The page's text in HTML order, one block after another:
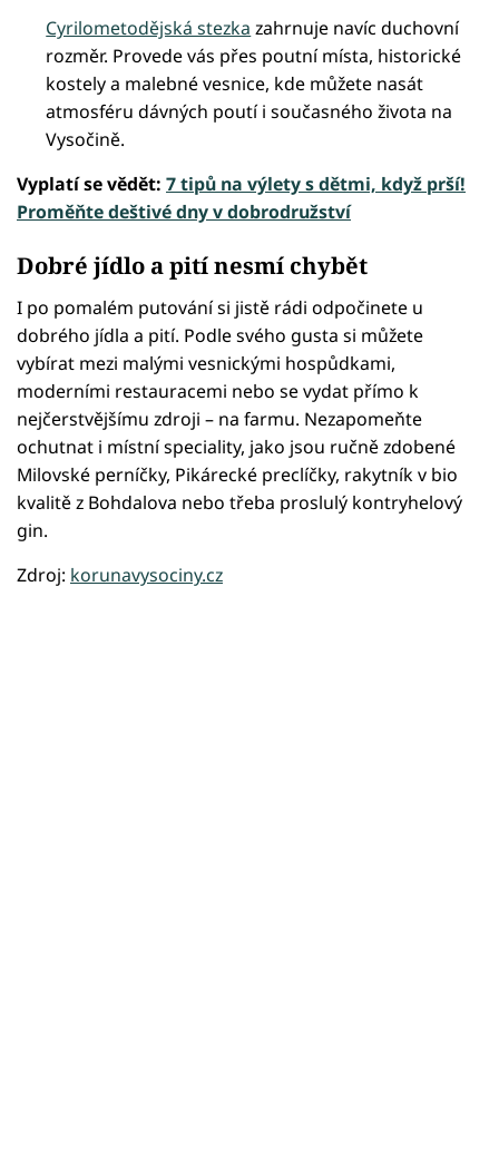
Cyrilometodějská stezka zahrnuje navíc duchovní
rozměr. Provede vás přes poutní místa, historické
kostely a malebné vesnice, kde můžete nasát
atmosféru dávných poutí i současného života na
Vysočině.
Vyplatí se vědět: 7 tipů na výlety s dětmi, když prší!
Proměňte deštivé dny v dobrodružství
Dobré jídlo a pití nesmí chybět
I po pomalém putování si jistě rádi odpočinete u
dobrého jídla a pití. Podle svého gusta si můžete
vybírat mezi malými vesnickými hospůdkami,
moderními restauracemi nebo se vydat přímo k
nejčerstvějšímu zdroji – na farmu. Nezapomeňte
ochutnat i místní speciality, jako jsou ručně zdobené
Milovské perníčky, Pikárecké preclíčky, rakytník v bio
kvalitě z Bohdalova nebo třeba proslulý kontryhelový
gin.
Zdroj: korunavysociny.cz